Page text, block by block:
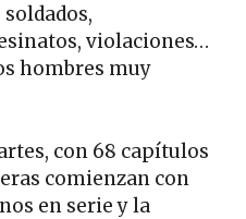
violaciones…
hombres muy
con 68 capítulos
comienzan con
en serie y la